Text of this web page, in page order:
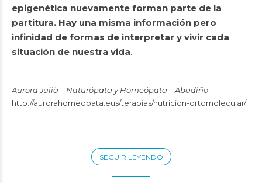
epigenética nuevamente forman parte de la
partitura. Hay una misma información pero
infinidad de formas de interpretar y vivir cada
situación de nuestra vida.
Aurora Julià – Naturópata y Homeópata – Abadiño
http://aurorahomeopata.eus/terapias/nutricion-ortomolecular/
SEGUIR LEYENDO